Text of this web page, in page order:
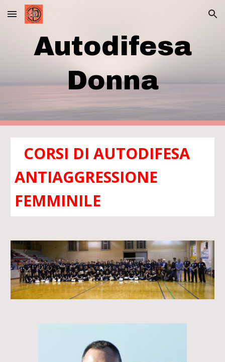
Skip to main content Skip to navigation
Autodifesa
Donna
CORSI DI AUTODIFESA
ANTIAGGRESSIONE
FEMMINILE